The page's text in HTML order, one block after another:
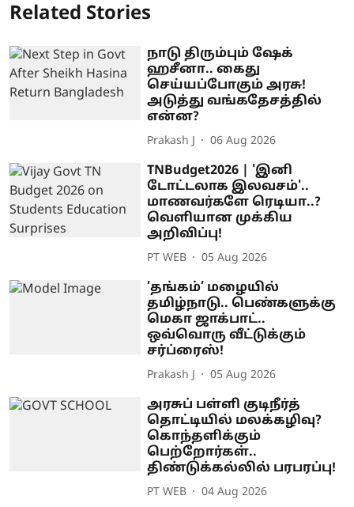
Related Stories
நாடு திரும்பும் ஷேக்
ஹசீனா.. கைது
செய்யப்போகும் அரசு!
அடுத்து வங்கதேசத்தில்
என்ன?
Prakash J 06 Aug 2026
TNBudget2026 | 'இனி
டோட்டலாக இலவசம்'..
மாணவர்களே ரெடியா..?
வெளியான முக்கிய
அறிவிப்பு!
PT WEB 05 Aug 2026
’தங்கம்’ மழையில்
தமிழ்நாடு.. பெண்களுக்கு
மெகா ஜாக்பாட்..
ஒவ்வொரு வீட்டுக்கும்
சர்ப்ரைஸ்!
Prakash J 05 Aug 2026
அரசுப் பள்ளி குடிநீர்த்
தொட்டியில் மலக்கழிவு?
கொந்தளிக்கும்
பெற்றோர்கள்..
திண்டுக்கல்லில் பரபரப்பு!
PT WEB 04 Aug 2026